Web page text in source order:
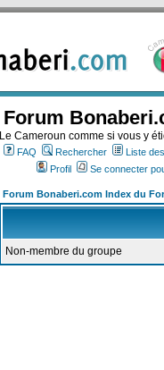
Forum
Le Cameroun comme si vous y
FAQ Rechercher Liste
Profil
Se connecter
Forum Bonaberi.com Index du
Non-membre du groupe